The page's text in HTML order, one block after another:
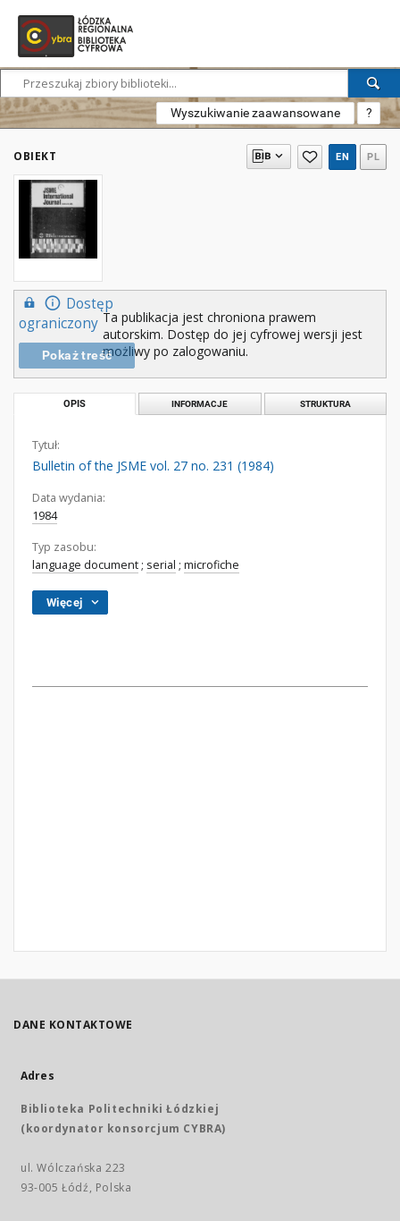
Wyszukiwanie zaawansowane ?
OBIEKT EN PL
Dostęp
ograniczony
Pokaż treść
Ta publikacja jest chroniona prawem
autorskim. Dostęp do jej cyfrowej wersji jest
możliwy po zalogowaniu.
OPIS INFORMACJE STRUKTURA
Tytuł:
Bulletin of the JSME vol. 27 no. 231 (1984)
Data wydania:
1984
Typ zasobu:
language document ; serial ; microfiche
Więcej
DANE KONTAKTOWE
Adres
Biblioteka Politechniki Łódzkiej
(koordynator konsorcjum CYBRA)
ul. Wólczańska 223
93-005 Łódź, Polska